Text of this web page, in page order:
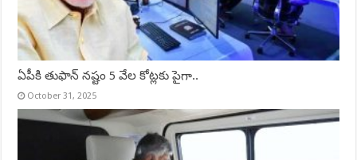
ఏపీకి తుఫాన్ నష్టం 5 వేల కోట్లకు పైగా..
October 31, 2025